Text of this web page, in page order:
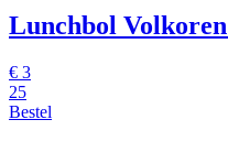
Lunchbol Volkoren
€ 3
25
Bestel